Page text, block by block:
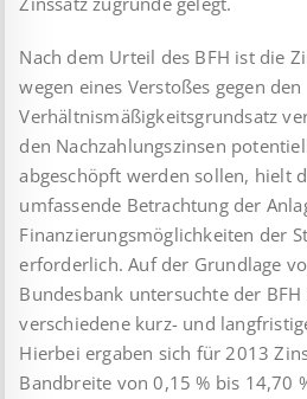
Nach dem Urteil des BFH ist die
wegen eines Verstoßes gegen den
Verhältnismäßigkeitsgrundsatz
den Nachzahlungszinsen
abgeschöpft werden sollen, hielt
umfassende Betrachtung der
Finanzierungsmöglichkeiten der
erforderlich. Auf der Grundlage
Bundesbank untersuchte der
verschiedene kurz- und
Hierbei ergaben sich für 2013
Bandbreite von 0,15 % bis 14,70